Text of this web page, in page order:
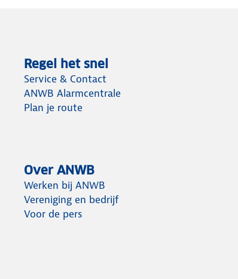
Regel het snel
Service & Contact
ANWB Alarmcentrale
Plan je route
Over ANWB
Werken bij ANWB
Vereniging en bedrijf
Voor de pers